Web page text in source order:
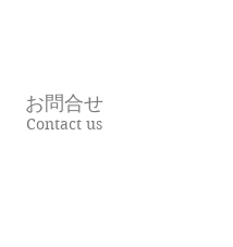
お問合せ
Contact us